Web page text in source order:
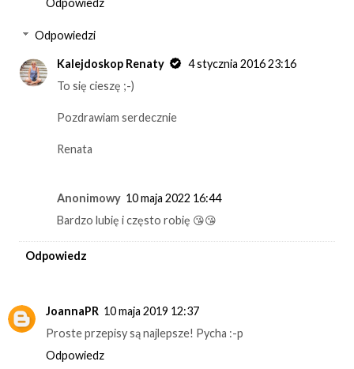
Odpowiedzi
Kalejdoskop Renaty
4 stycznia 2016 23:16
To się cieszę ;-)
Pozdrawiam serdecznie
Renata
Anonimowy 10 maja 2022 16:44
Bardzo lubię i często robię 😘😘
Odpowiedz
JoannaPR 10 maja 2019 12:37
Proste przepisy są najlepsze! Pycha :-p
Odpowiedz